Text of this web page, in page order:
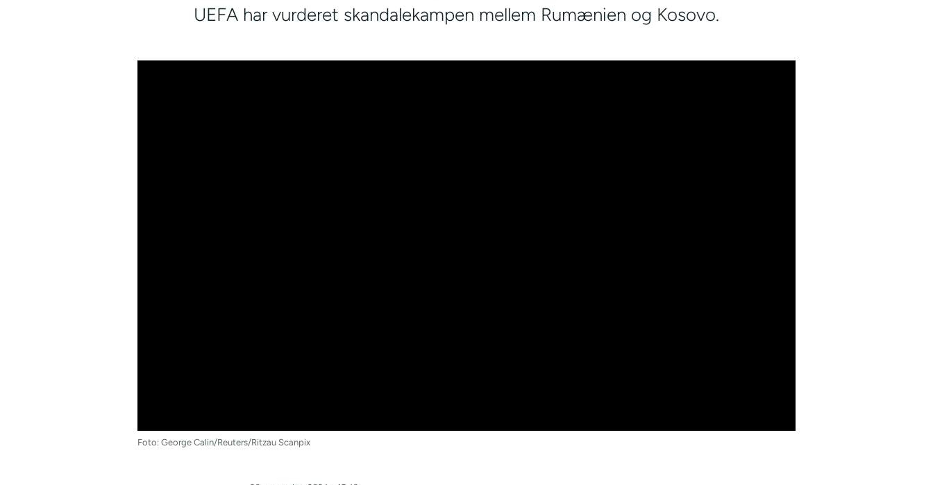
UEFA har vurderet skandalekampen mellem Rumænien og Kosovo.
Foto: George Calin/Reuters/Ritzau Scanpix